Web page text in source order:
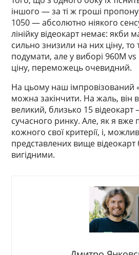
іншого — за ті ж гроші
1050 — абсолютно ніякого
лінійку відеокарт немає: якби
сильно знизили на них ціну,
подумати, але у виборі 960M
ціну, переможець очевидний.
На цьому наш імпровізований
можна закінчити. На жаль, він
великий, близько 15 відеокарт
сучасного ринку. Але, як я
кожного свої критерії, і,
представлених вище відеокарт
вигідними.